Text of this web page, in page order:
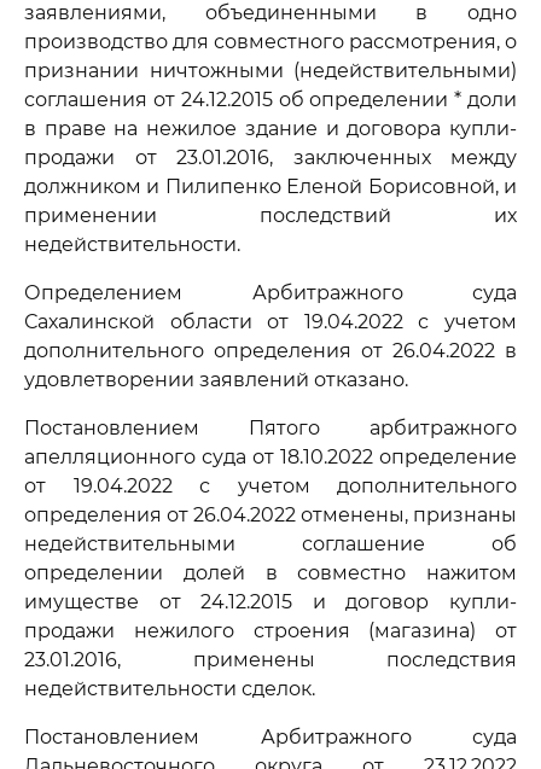
заявлениями, объединенными в одно
производство для совместного рассмотрения, о
признании ничтожными (недействительными)
соглашения от 24.12.2015 об определении * доли
в праве на нежилое здание и договора купли-
продажи от 23.01.2016, заключенных между
должником и Пилипенко Еленой Борисовной, и
применении последствий их
недействительности.
Определением Арбитражного суда
Сахалинской области от 19.04.2022 с учетом
дополнительного определения от 26.04.2022 в
удовлетворении заявлений отказано.
Постановлением Пятого арбитражного
апелляционного суда от 18.10.2022 определение
от 19.04.2022 с учетом дополнительного
определения от 26.04.2022 отменены, признаны
недействительными соглашение об
определении долей в совместно нажитом
имуществе от 24.12.2015 и договор купли-
продажи нежилого строения (магазина) от
23.01.2016, применены последствия
недействительности сделок.
Постановлением Арбитражного суда